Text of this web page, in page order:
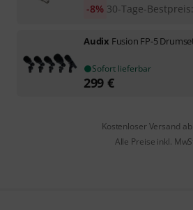
30-Tage-Bestpreis:
-8%
Audix Fusion FP-5
Sofort lieferbar
299 €
Kostenloser Versand
Alle Preise inkl.